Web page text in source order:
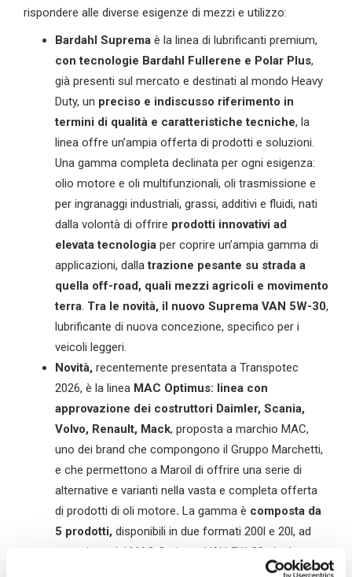
rispondere alle diverse esigenze di mezzi e utilizzo:
Bardahl Suprema è la linea di lubrificanti premium,
con tecnologie Bardahl Fullerene e Polar Plus,
già presenti sul mercato e destinati al mondo Heavy
Duty, un preciso e indiscusso riferimento in
termini di qualità e caratteristiche tecniche, la
linea offre un’ampia offerta di prodotti e soluzioni.
Una gamma completa declinata per ogni esigenza:
olio motore e oli multifunzionali, oli trasmissione e
per ingranaggi industriali, grassi, additivi e fluidi, nati
dalla volontà di offrire prodotti innovativi ad
elevata tecnologia per coprire un’ampia gamma di
applicazioni, dallatrazione pesante su strada a
quella off-road, quali mezzi agricoli e movimento
terra. Tra le novità, il nuovo Suprema VAN 5W-30,
lubrificante di nuova concezione, specifico per i
veicoli leggeri.
Novità, recentemente presentata a Transpotec
2026, è la linea MAC Optimus: linea con
approvazione dei costruttori Daimler, Scania,
Volvo, Renault, Mack, proposta a marchio MAC,
uno dei brand che compongono il Gruppo Marchetti,
e che permettono a Maroil di offrire una serie di
alternative e varianti nella vasta e completa offerta
di prodotti di oli motore. La gamma è composta da
5 prodotti, disponibili in due formati 200l e 20l, ad
eccezione del MAC Optimus VAN 5W-30 che ha